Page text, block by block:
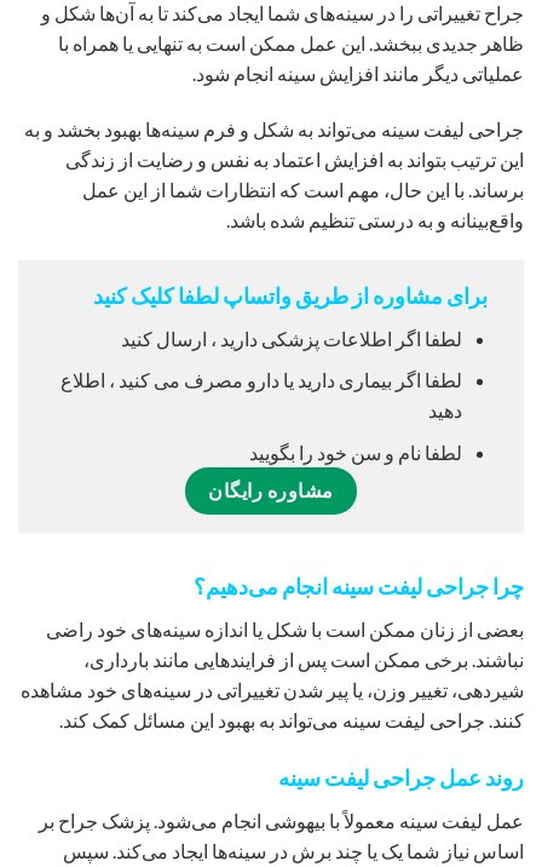
جراح تغییراتی را در سینه‌های شما ایجاد می‌کند تا به آن‌ها شکل و
ظاهر جدیدی ببخشد. این عمل ممکن است به تنهایی یا همراه با
عملیاتی دیگر مانند افزایش سینه انجام شود.
جراحی لیفت سینه می‌تواند به شکل و فرم سینه‌ها بهبود بخشد و به
این ترتیب بتواند به افزایش اعتماد به نفس و رضایت از زندگی
برساند. با این حال، مهم است که انتظارات شما از این عمل
واقع‌بینانه و به درستی تنظیم شده باشد.
برای مشاوره از طریق واتساپ لطفا کلیک کنید
لطفا اگر اطلاعات پزشکی دارید ، ارسال کنید
لطفا اگر بیماری دارید یا دارو مصرف می کنید ، اطلاع
دهید
لطفا نام و سن خود را بگویید
مشاوره رایگان
چرا جراحی لیفت سینه انجام می‌دهیم؟
بعضی از زنان ممکن است با شکل یا اندازه سینه‌های خود راضی
نباشند. برخی ممکن است پس از فرایندهایی مانند بارداری،
شیردهی، تغییر وزن، یا پیر شدن تغییراتی در سینه‌های خود مشاهده
کنند. جراحی لیفت سینه می‌تواند به بهبود این مسائل کمک کند.
روند عمل جراحی لیفت سینه
عمل لیفت سینه معمولاً با بیهوشی انجام می‌شود. پزشک جراح بر
اساس نیاز شما یک یا چند برش در سینه‌ها ایجاد می‌کند. سپس